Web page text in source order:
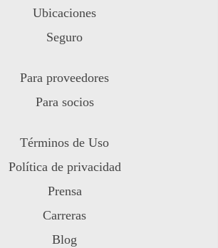
Ubicaciones
Seguro
Para proveedores
Para socios
Términos de Uso
Política de privacidad
Prensa
Carreras
Blog